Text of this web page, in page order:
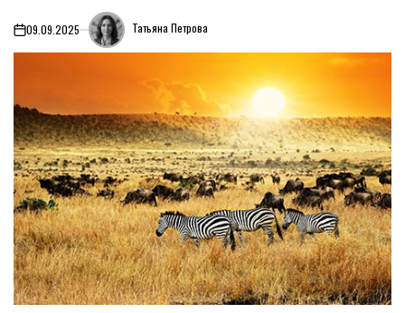
on09.09.2025 Татьяна Петрова